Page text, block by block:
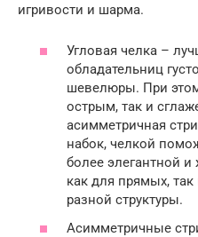
игривости и шарма.
Угловая челка –
обладательниц
шевелюры. При
острым, так и
асимметричная
набок, челкой
более элегантной
как для прямых,
разной структуры.
Асимметричные